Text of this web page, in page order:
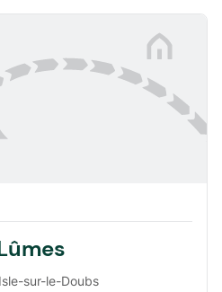
sur-le-Doubs